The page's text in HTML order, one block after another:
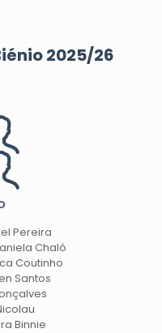
2025/26
Pereira
Chaló
Coutinho
Santos
Binnie